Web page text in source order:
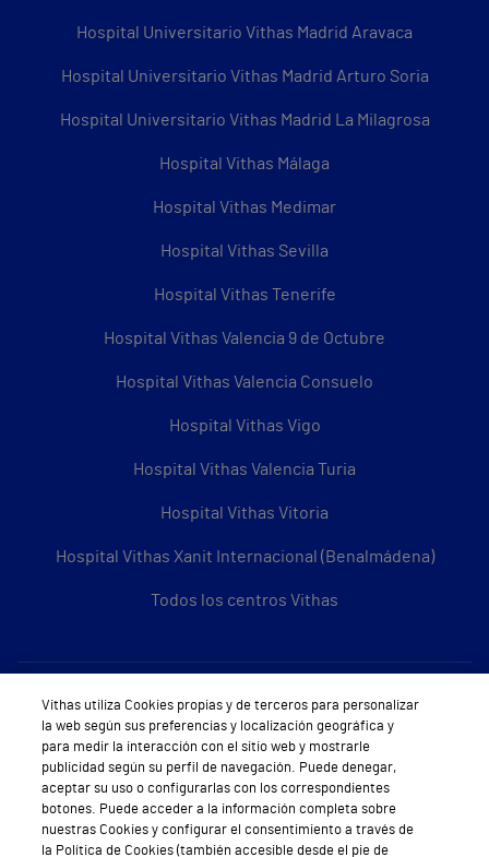
Hospital Universitario Vithas Madrid Aravaca
Hospital Universitario Vithas Madrid Arturo Soria
Hospital Universitario Vithas Madrid La Milagrosa
Hospital Vithas Málaga
Hospital Vithas Medimar
Hospital Vithas Sevilla
Hospital Vithas Tenerife
Hospital Vithas Valencia 9 de Octubre
Hospital Vithas Valencia Consuelo
Hospital Vithas Vigo
Hospital Vithas Valencia Turia
Hospital Vithas Vitoria
Hospital Vithas Xanit Internacional (Benalmádena)
Todos los centros Vithas
Sobre Vithas
Quiénes somos
Trabajar en Vithas
Teléfono Cita Médica
Vithas utiliza Cookies propias y de terceros para personalizar
la web según sus preferencias y localización geográfica y
para medir la interacción con el sitio web y mostrarle
publicidad según su perfil de navegación. Puede denegar,
aceptar su uso o configurarlas con los correspondientes
botones. Puede acceder a la información completa sobre
nuestras Cookies y configurar el consentimiento a través de
la Política de Cookies (también accesible desde el pie de